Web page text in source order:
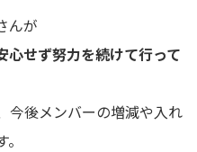
んが
心せず努力を続けて行って
今後メンバーの増減や入れ